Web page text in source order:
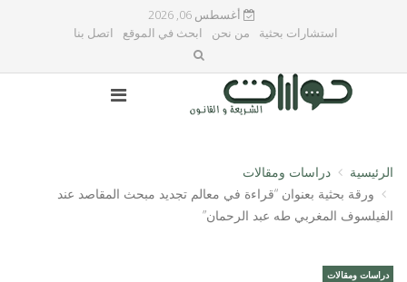
أغسطس 06, 2026
استشارات بحثية
من نحن ابحث في الموقع اتصل بنا
الرئيسية
دراسات ومقالات
ورقة بحثية بعنوان “قراءة في معالم تجديد مبحث المقاصد عند
الفيلسوف المغربي طه عبد الرحمان”
دراسات ومقالات